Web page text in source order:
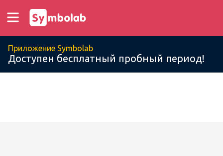
Приложение Symbolab
Доступен бесплатный пробный период!